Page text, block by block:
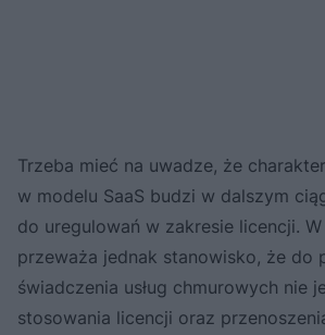
Trzeba mieć na uwadze, że
w modelu SaaS budzi w dalszym
do uregulowań w zakresie licencji.
przeważa jednak stanowisko, że do
świadczenia usług chmurowych nie
stosowania licencji oraz